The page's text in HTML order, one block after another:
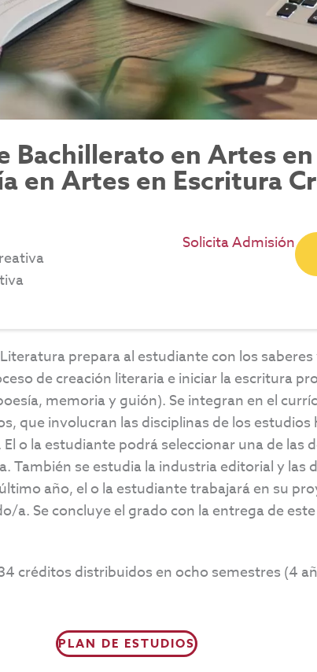
Bachillerato en Artes
en Artes en Escritura
Solicita Admisión
prepara al estudiante con los
de creación literaria e iniciar la escritura
memoria y guión). Se integran en el
que involucran las disciplinas de los
o la estudiante podrá seleccionar una de las
También se estudia la industria editorial y las
año, el o la estudiante trabajará en su
a. Se concluye el grado con la entrega de
créditos distribuidos en ocho semestres (4
PLAN DE ESTUDIOS